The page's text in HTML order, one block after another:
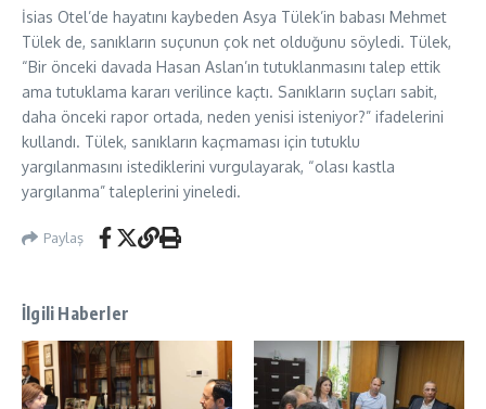
İsias Otel’de hayatını kaybeden Asya Tülek’in babası Mehmet
Tülek de, sanıkların suçunun çok net olduğunu söyledi. Tülek,
“Bir önceki davada Hasan Aslan’ın tutuklanmasını talep ettik
ama tutuklama kararı verilince kaçtı. Sanıkların suçları sabit,
daha önceki rapor ortada, neden yenisi isteniyor?” ifadelerini
kullandı. Tülek, sanıkların kaçmaması için tutuklu
yargılanmasını istediklerini vurgulayarak, “olası kastla
yargılanma” taleplerini yineledi.
Paylaş
İlgili Haberler